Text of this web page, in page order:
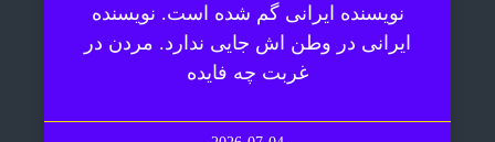
نویسنده ایرانی گم شده است. نویسنده
ایرانی در وطن اش جایی ندارد. مردن در
غربت چه فایده